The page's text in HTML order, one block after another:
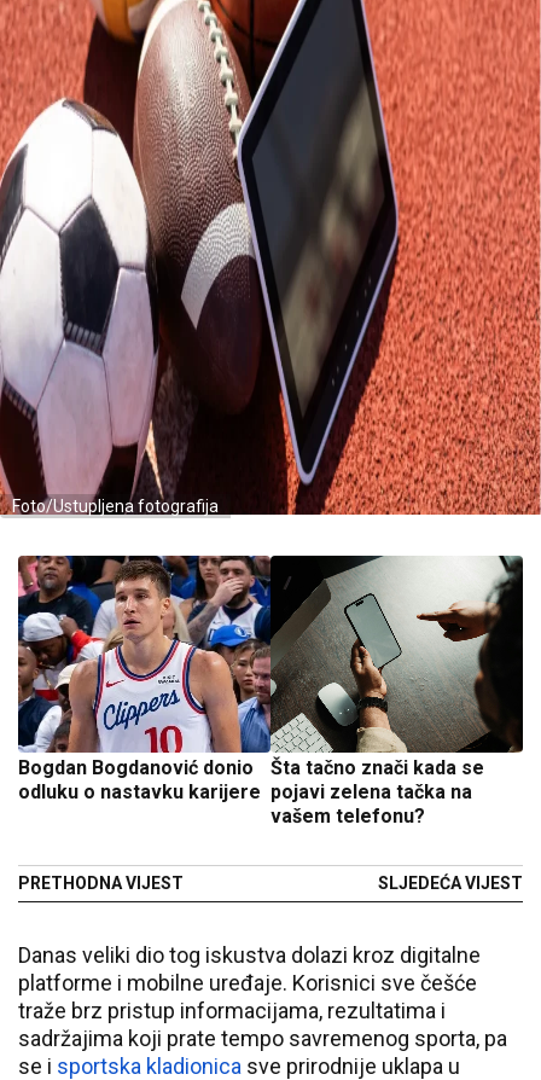
Foto/Ustupljena fotografija
Bogdan Bogdanović donio
odluku o nastavku karijere
PRETHODNA VIJEST
Šta tačno znači kada se
pojavi zelena tačka na
vašem telefonu?
SLJEDEĆA VIJEST
Danas veliki dio tog iskustva dolazi kroz digitalne
platforme i mobilne uređaje. Korisnici sve češće
traže brz pristup informacijama, rezultatima i
sadržajima koji prate tempo savremenog sporta, pa
se i sportska kladionica sve prirodnije uklapa u